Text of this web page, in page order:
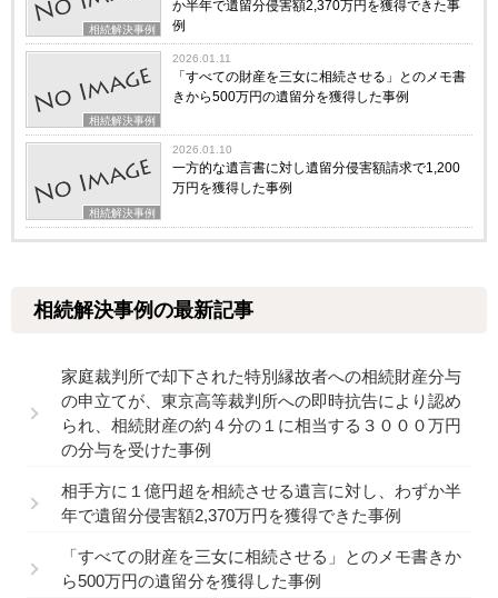
相続解決事例
か半年で遺留分侵害額2,370万円を獲得できた事
例
相続解決事例
2026.01.11
「すべての財産を三女に相続させる」とのメモ書
きから500万円の遺留分を獲得した事例
相続解決事例
2026.01.10
一方的な遺言書に対し遺留分侵害額請求で1,200
万円を獲得した事例
相続解決事例の最新記事
家庭裁判所で却下された特別縁故者への相続財産分与
の申立てが、東京高等裁判所への即時抗告により認め
られ、相続財産の約４分の１に相当する３０００万円
の分与を受けた事例
相手方に１億円超を相続させる遺言に対し、わずか半
年で遺留分侵害額2,370万円を獲得できた事例
「すべての財産を三女に相続させる」とのメモ書きか
ら500万円の遺留分を獲得した事例